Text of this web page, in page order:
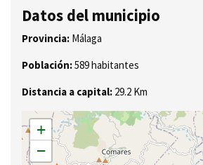
Datos del municipio
Provincia: Málaga
Población:589 habitantes
Distancia a capital: 29.2 Km
+
−